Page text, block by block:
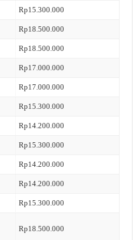
Rp15.300.000
Rp18.500.000
Rp18.500.000
Rp17.000.000
Rp17.000.000
Rp15.300.000
Rp14.200.000
Rp15.300.000
Rp14.200.000
Rp14.200.000
Rp15.300.000
Rp18.500.000